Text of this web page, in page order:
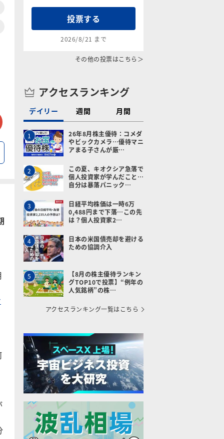
メールで送る
投票する
2026/8/21 まで
その他の投票はこちら＞
アクセスランキング
デイリー 週間 月間
1
26年8月株主優待：コメダ
やビックカメラ…優待マニ
アまる子さんが厳…
2
この夏、キオクシア急落で
個人投資家が学んだこと…
自分は暴落パニック…
3
日経平均株価は一時6万
0,488円まで下落…この先
は？個人投資家2…
4
日本の米国債売却を避ける
ための協調介入
5
【8月の株主優待ランキン
グTOP10で投票】“例年の
人気銘柄”の株…
アクセスランキング一覧はこちら